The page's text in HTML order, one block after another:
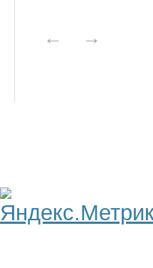
← →